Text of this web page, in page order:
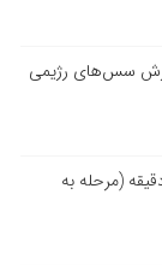
سس‌های رژیمی
تهیه اسپاگتی ایتالیایی اصیل در ۲۰ دقیقه (مرحله به